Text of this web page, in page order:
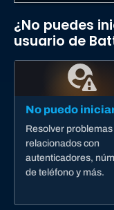
¿No puedes
usuario de
Resolver problemas
relacionados con
autenticadores,
de teléfono y más.